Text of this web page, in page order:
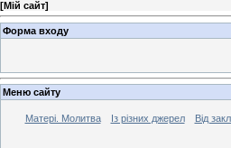
[Мій сайт]
Форма входу
Меню сайту
Матері. Молитва Із різних джерел Від